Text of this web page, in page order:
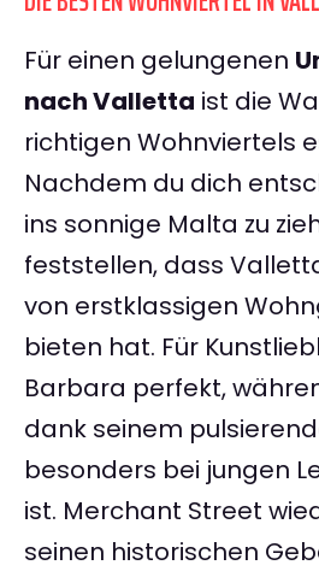
Für einen gelungenen
nach Valletta ist die
richtigen Wohnviertels
Nachdem du dich
ins sonnige Malta zu
feststellen, dass
von erstklassigen
bieten hat. Für
Barbara perfekt,
dank seinem
besonders bei jungen
ist. Merchant Street
seinen historischen